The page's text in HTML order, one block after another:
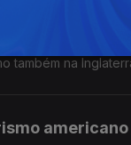
também na